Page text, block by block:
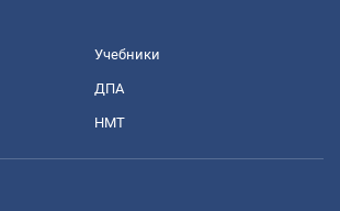
Учебники
ДПА
НМТ